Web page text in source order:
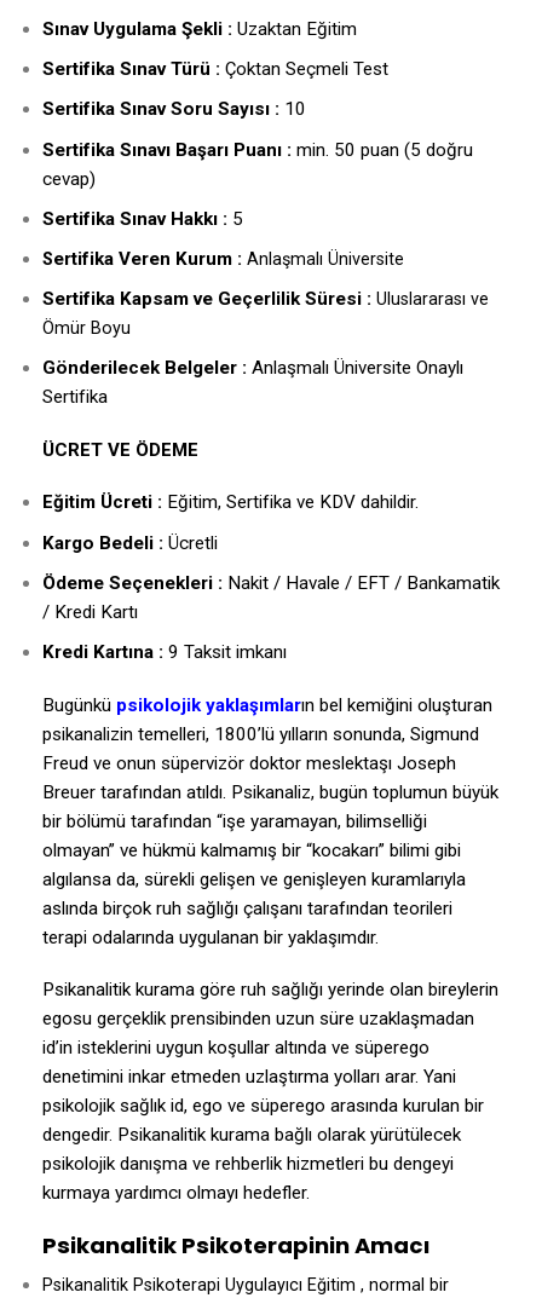
Sınav Uygulama Şekli : Uzaktan Eğitim
Sertifika Sınav Türü : Çoktan Seçmeli Test
Sertifika Sınav Soru Sayısı : 10
Sertifika Sınavı Başarı Puanı : min. 50 puan (5 doğru
cevap)
Sertifika Sınav Hakkı : 5
Sertifika Veren Kurum : Anlaşmalı Üniversite
Sertifika Kapsam ve Geçerlilik Süresi : Uluslararası ve
Ömür Boyu
Gönderilecek Belgeler : Anlaşmalı Üniversite Onaylı
Sertifika
ÜCRET VE ÖDEME
Eğitim Ücreti : Eğitim, Sertifika ve KDV dahildir.
Kargo Bedeli : Ücretli
Ödeme Seçenekleri : Nakit / Havale / EFT / Bankamatik
/ Kredi Kartı
Kredi Kartına : 9 Taksit imkanı
Bugünkü psikolojik yaklaşımların bel kemiğini oluşturan
psikanalizin temelleri, 1800’lü yılların sonunda, Sigmund
Freud ve onun süpervizör doktor meslektaşı Joseph
Breuer tarafından atıldı. Psikanaliz, bugün toplumun büyük
bir bölümü tarafından “işe yaramayan, bilimselliği
olmayan” ve hükmü kalmamış bir “kocakarı” bilimi gibi
algılansa da, sürekli gelişen ve genişleyen kuramlarıyla
aslında birçok ruh sağlığı çalışanı tarafından teorileri
terapi odalarında uygulanan bir yaklaşımdır.
Psikanalitik kurama göre ruh sağlığı yerinde olan bireylerin
egosu gerçeklik prensibinden uzun süre uzaklaşmadan
id’in isteklerini uygun koşullar altında ve süperego
denetimini inkar etmeden uzlaştırma yolları arar. Yani
psikolojik sağlık id, ego ve süperego arasında kurulan bir
dengedir. Psikanalitik kurama bağlı olarak yürütülecek
psikolojik danışma ve rehberlik hizmetleri bu dengeyi
kurmaya yardımcı olmayı hedefler.
Psikanalitik Psikoterapinin Amacı
Psikanalitik Psikoterapi Uygulayıcı Eğitim , normal bir